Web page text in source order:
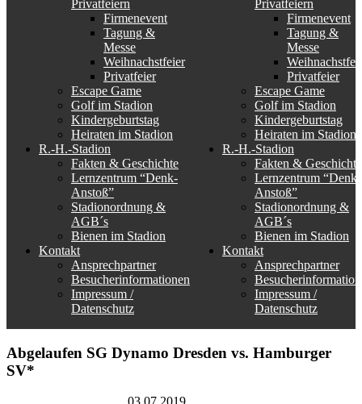
Privatfeiern
Firmenevent
Tagung &
Messe
Weihnachstfeier
Privatfeier
Escape Game
Golf im Stadion
Kindergeburtstag
Heiraten im Stadion
R.-H.-Stadion
Fakten & Geschichte
Lernzentrum “Denk-
Anstoß”
Stadionordnung &
AGB´s
Bienen im Stadion
Kontakt
Ansprechpartner
Besucherinformationen
Impressum /
Datenschutz
Privatfeiern
Firmenevent
Tagung &
Messe
Privatfeier
Escape Game
Golf im Stadion
Kindergeburtstag
Heiraten im Stadion
R.-H.-Stadion
Fakten & Geschichte
Lernzentrum “Denk-
Anstoß”
Stadionordnung &
AGB´s
Bienen im Stadion
Kontakt
Ansprechpartner
Impressum /
Datenschutz
Abgelaufen SG Dynamo Dresden vs. Hamburger
SV*